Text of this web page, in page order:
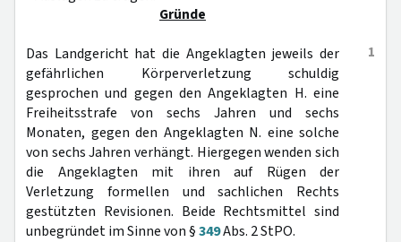
Gründe
1
Das Landgericht hat die Angeklagten jeweils der
gefährlichen Körperverletzung schuldig
gesprochen und gegen den Angeklagten H. eine
Freiheitsstrafe von sechs Jahren und sechs
Monaten, gegen den Angeklagten N. eine solche
von sechs Jahren verhängt. Hiergegen wenden sich
die Angeklagten mit ihren auf Rügen der
Verletzung formellen und sachlichen Rechts
gestützten Revisionen. Beide Rechtsmittel sind
unbegründet im Sinne von §349Abs. 2 StPO.